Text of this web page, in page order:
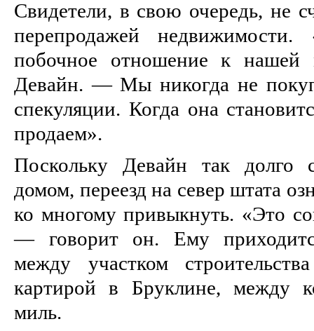
Свидетели, в свою очередь, не
перепродажей недвижимости.
побочное отношение к
Девайн. — Мы никогда не
спекуляции. Когда она
продаем».
Поскольку Девайн так долго
домом, переезд на север штата
ко многому привыкнуть. «Это
— говорит он. Ему
между участком
картирой в Бруклине, между
миль.